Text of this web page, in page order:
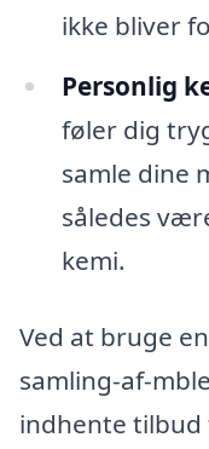
ikke bliver
Personlig
føler dig
samle dine
således
kemi.
Ved at bruge
samling-af-
indhente tilbud